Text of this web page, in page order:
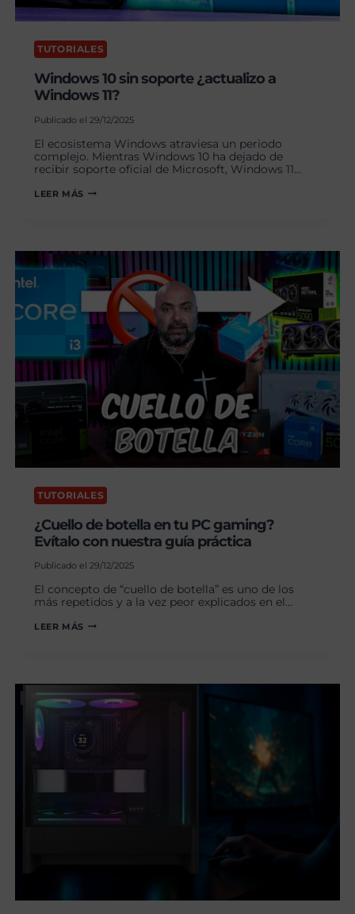
TUTORIALES
Windows 10 sin soporte ¿actualizo a
Windows 11?
Publicado el 29/12/2025
El ecosistema Windows atraviesa un periodo
complejo. Mientras Windows 10 ha dejado de
recibir soporte oficial de Microsoft, Windows 11…
LEER MÁS WINDOWS
A
WINDOWS
11?
TUTORIALES
¿Cuello de botella en tu PC gaming?
Evítalo con nuestra guía práctica
Publicado el 29/12/2025
El concepto de “cuello de botella” es uno de los
más repetidos y a la vez peor explicados en el…
LEER MÁS¿CUELLO
PC
GAMING?
EVÍTALO
CON
NUESTRA